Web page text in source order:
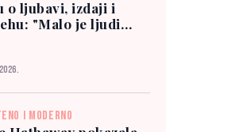
o ljubavi, izdaji i
"Malo je ljudi
I MODERNO